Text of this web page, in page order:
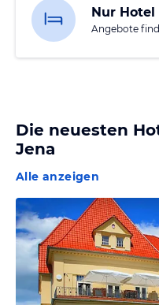
Nur Hotel
Angebote
Die neuesten
Jena
Alle anzeigen